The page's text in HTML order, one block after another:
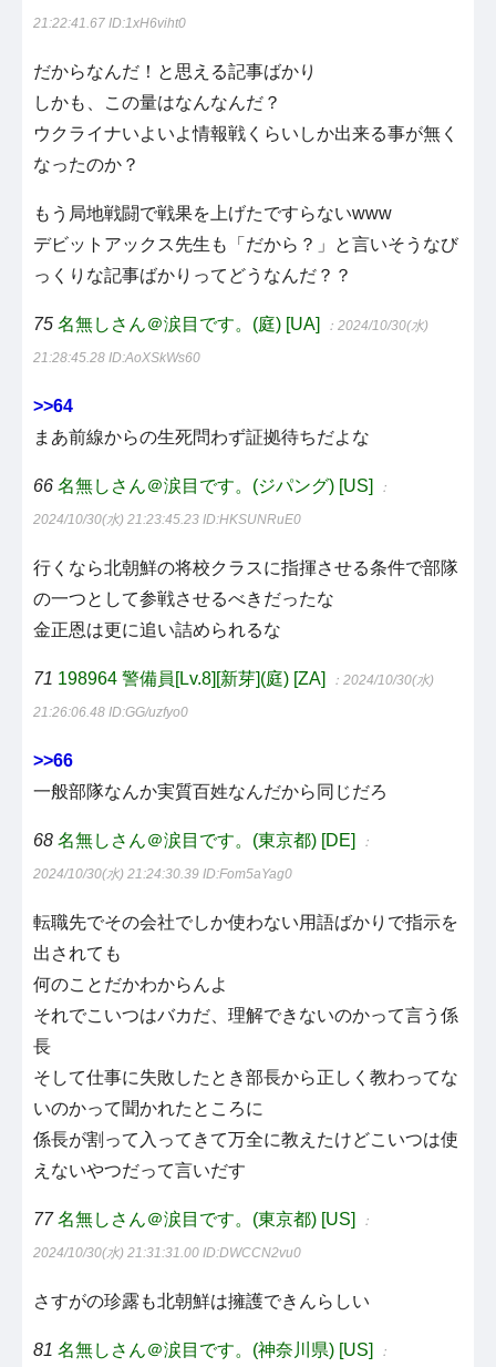
21:22:41.67 ID:1xH6viht0
だからなんだ！と思える記事ばかり
しかも、この量はなんなんだ？
ウクライナいよいよ情報戦くらいしか出来る事が無く
なったのか？
もう局地戦闘で戦果を上げたですらないwww
デビットアックス先生も「だから？」と言いそうなび
っくりな記事ばかりってどうなんだ？？
75 名無しさん＠涙目です。(庭) [UA] ：2024/10/30(水)
21:28:45.28 ID:AoXSkWs60
>>64
まあ前線からの生死問わず証拠待ちだよな
66 名無しさん＠涙目です。(ジパング) [US] ：
2024/10/30(水) 21:23:45.23 ID:HKSUNRuE0
行くなら北朝鮮の将校クラスに指揮させる条件で部隊
の一つとして参戦させるべきだったな
金正恩は更に追い詰められるな
71 198964 警備員[Lv.8][新芽](庭) [ZA] ：2024/10/30(水)
21:26:06.48 ID:GG/uzfyo0
>>66
一般部隊なんか実質百姓なんだから同じだろ
68 名無しさん＠涙目です。(東京都) [DE] ：
2024/10/30(水) 21:24:30.39 ID:Fom5aYag0
転職先でその会社でしか使わない用語ばかりで指示を
出されても
何のことだかわからんよ
それでこいつはバカだ、理解できないのかって言う係
長
そして仕事に失敗したとき部長から正しく教わってな
いのかって聞かれたところに
係長が割って入ってきて万全に教えたけどこいつは使
えないやつだって言いだす
77 名無しさん＠涙目です。(東京都) [US] ：
2024/10/30(水) 21:31:31.00 ID:DWCCN2vu0
さすがの珍露も北朝鮮は擁護できんらしい
81 名無しさん＠涙目です。(神奈川県) [US] ：